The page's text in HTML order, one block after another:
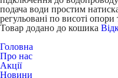
подача води простим
регульовані по висоті
Товар додано до кошика
Головна
Про нас
Акції
Новини